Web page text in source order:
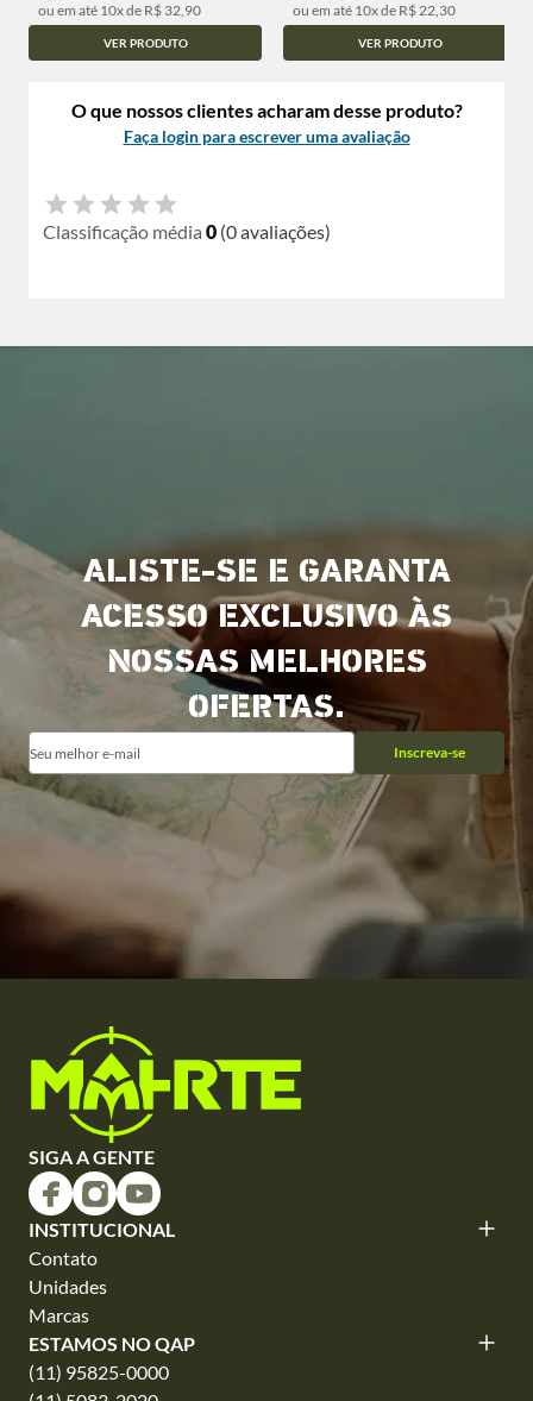
ou em até 10x de R$ 32,90
VER PRODUTO
ou em até 10x de R$ 22,30
VER PRODUTO
O que nossos clientes acharam desse produto?
Faça login para escrever uma avaliação
Classificação média 0 (0 avaliações)
ALISTE-SE E GARANTA
ACESSO EXCLUSIVO ÀS
NOSSAS MELHORES
OFERTAS.
Inscreva-se
SIGA A GENTE
INSTITUCIONAL
Contato
Unidades
Marcas
ESTAMOS NO QAP
(11) 95825-0000